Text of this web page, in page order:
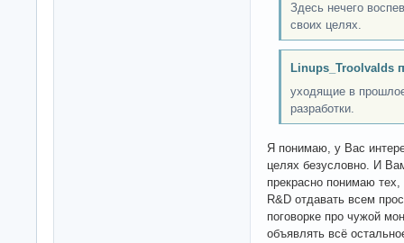
Здесь нечего
своих целях.
Linups_Troolvalds
уходящие в
разработки.
Я понимаю, у Вас
целях безусловно. И
прекрасно понимаю тех,
R&D отдавать всем
поговорке про чужой
объявлять всё